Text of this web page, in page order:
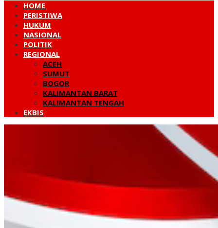
HOME
PERISTIWA
HUKUM
NASIONAL
POLITIK
REGIONAL
ACEH
SUMUT
BOGOR
KALIMANTAN BARAT
KALIMANTAN TENGAH
EKBIS